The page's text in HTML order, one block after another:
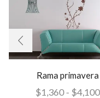
Rama primavera
$1,360 - $4,100